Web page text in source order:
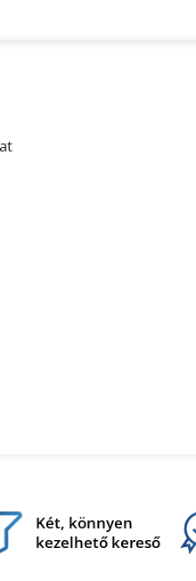
Két, könnyen
kezelhető kereső